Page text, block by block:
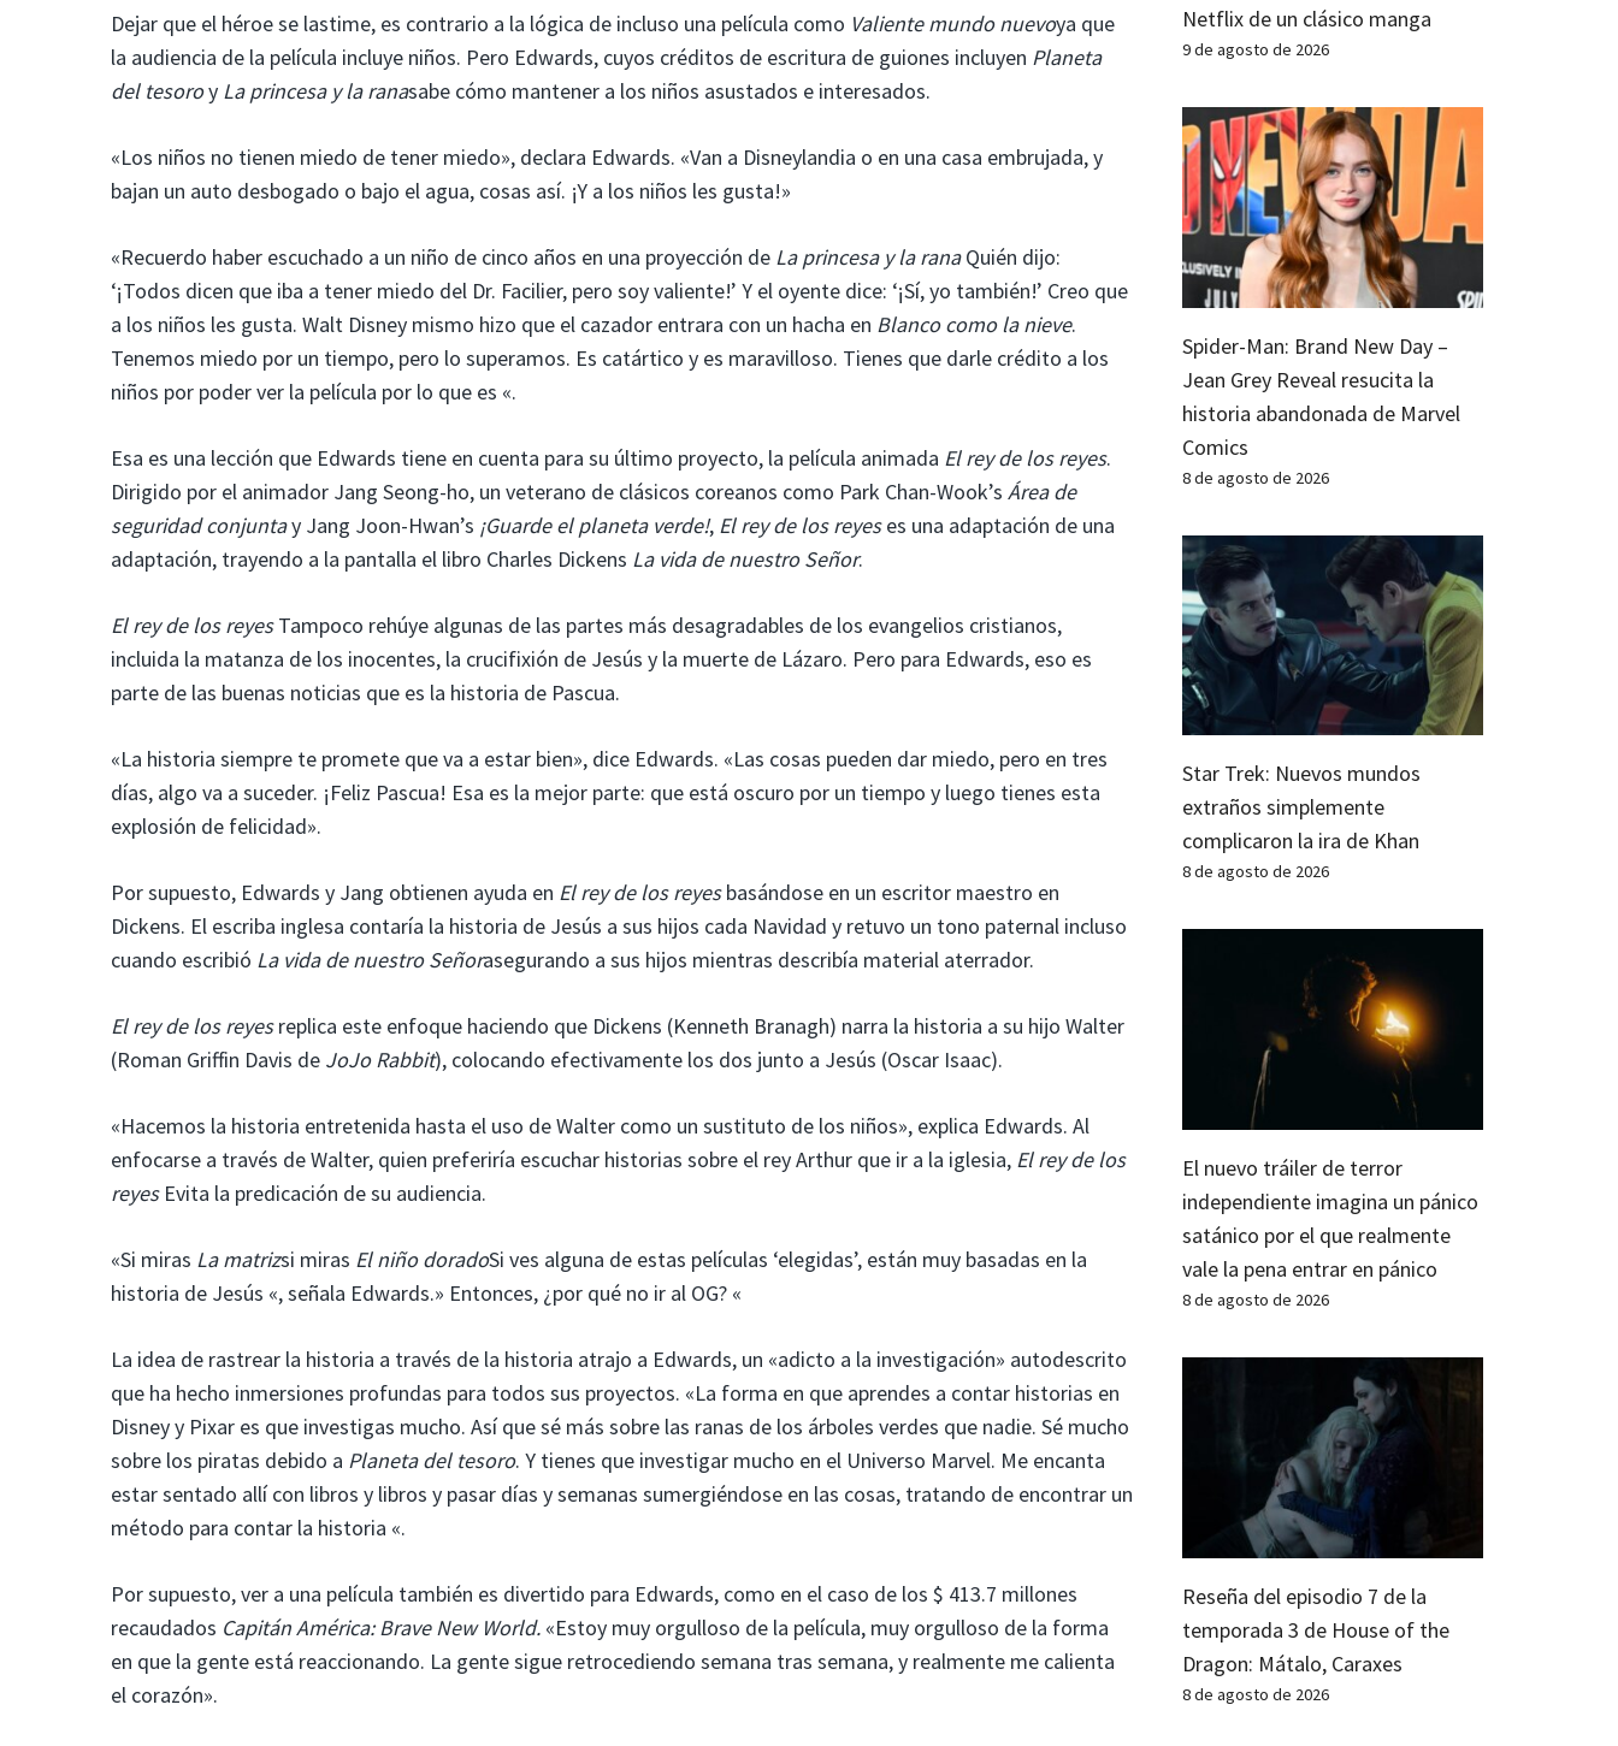
Dejar que el héroe se lastime, es contrario a la lógica de incluso una película como Valiente mundo nuevoya que
la audiencia de la película incluye niños. Pero Edwards, cuyos créditos de escritura de guiones incluyen Planeta
del tesoroy La princesa y la ranasabe cómo mantener a los niños asustados e interesados.
«Los niños no tienen miedo de tener miedo», declara Edwards. «Van a Disneylandia o en una casa embrujada, y
bajan un auto desbogado o bajo el agua, cosas así. ¡Y a los niños les gusta!»
«Recuerdo haber escuchado a un niño de cinco años en una proyección de La princesa y la ranaQuién dijo:
‘¡Todos dicen que iba a tener miedo del Dr. Facilier, pero soy valiente!’ Y el oyente dice: ‘¡Sí, yo también!’ Creo que
a los niños les gusta. Walt Disney mismo hizo que el cazador entrara con un hacha en Blanco como la nieve.
Tenemos miedo por un tiempo, pero lo superamos. Es catártico y es maravilloso. Tienes que darle crédito a los
niños por poder ver la película por lo que es «.
Esa es una lección que Edwards tiene en cuenta para su último proyecto, la película animada El rey de los reyes.
Dirigido por el animador Jang Seong-ho, un veterano de clásicos coreanos como Park Chan-Wook’s Área de
seguridad conjuntay Jang Joon-Hwan’s ¡Guarde el planeta verde!, El rey de los reyeses una adaptación de una
adaptación, trayendo a la pantalla el libro Charles Dickens La vida de nuestro Señor.
El rey de los reyesTampoco rehúye algunas de las partes más desagradables de los evangelios cristianos,
incluida la matanza de los inocentes, la crucifixión de Jesús y la muerte de Lázaro. Pero para Edwards, eso es
parte de las buenas noticias que es la historia de Pascua.
«La historia siempre te promete que va a estar bien», dice Edwards. «Las cosas pueden dar miedo, pero en tres
días, algo va a suceder. ¡Feliz Pascua! Esa es la mejor parte: que está oscuro por un tiempo y luego tienes esta
explosión de felicidad».
Por supuesto, Edwards y Jang obtienen ayuda en El rey de los reyesbasándose en un escritor maestro en
Dickens. El escriba inglesa contaría la historia de Jesús a sus hijos cada Navidad y retuvo un tono paternal incluso
cuando escribió La vida de nuestro Señorasegurando a sus hijos mientras describía material aterrador.
El rey de los reyesreplica este enfoque haciendo que Dickens (Kenneth Branagh) narra la historia a su hijo Walter
(Roman Griffin Davis de JoJo Rabbit), colocando efectivamente los dos junto a Jesús (Oscar Isaac).
«Hacemos la historia entretenida hasta el uso de Walter como un sustituto de los niños», explica Edwards. Al
enfocarse a través de Walter, quien preferiría escuchar historias sobre el rey Arthur que ir a la iglesia, El rey de los
reyesEvita la predicación de su audiencia.
«Si miras La matrizsi miras El niño doradoSi ves alguna de estas películas ‘elegidas’, están muy basadas en la
historia de Jesús «, señala Edwards.» Entonces, ¿por qué no ir al OG? «
La idea de rastrear la historia a través de la historia atrajo a Edwards, un «adicto a la investigación» autodescrito
que ha hecho inmersiones profundas para todos sus proyectos. «La forma en que aprendes a contar historias en
Disney y Pixar es que investigas mucho. Así que sé más sobre las ranas de los árboles verdes que nadie. Sé mucho
sobre los piratas debido a Planeta del tesoro. Y tienes que investigar mucho en el Universo Marvel. Me encanta
estar sentado allí con libros y libros y pasar días y semanas sumergiéndose en las cosas, tratando de encontrar un
método para contar la historia «.
Por supuesto, ver a una película también es divertido para Edwards, como en el caso de los $ 413.7 millones
recaudados Capitán América: Brave New World. «Estoy muy orgulloso de la película, muy orgulloso de la forma
en que la gente está reaccionando. La gente sigue retrocediendo semana tras semana, y realmente me calienta
el corazón».
Netflix de un clásico manga
9 de agosto de 2026
Spider-Man: Brand New Day –
Jean Grey Reveal resucita la
historia abandonada de Marvel
Comics
8 de agosto de 2026
Star Trek: Nuevos mundos
extraños simplemente
complicaron la ira de Khan
8 de agosto de 2026
El nuevo tráiler de terror
independiente imagina un pánico
satánico por el que realmente
vale la pena entrar en pánico
8 de agosto de 2026
Reseña del episodio 7 de la
temporada 3 de House of the
Dragon: Mátalo, Caraxes
8 de agosto de 2026